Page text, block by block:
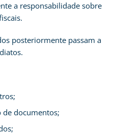
a responsabilidade sobre
posteriormente passam a
de documentos;